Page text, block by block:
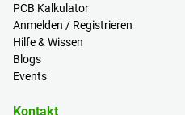
PCB Kalkulator
Anmelden / Registrieren
Hilfe & Wissen
Blogs
Events
Kontakt